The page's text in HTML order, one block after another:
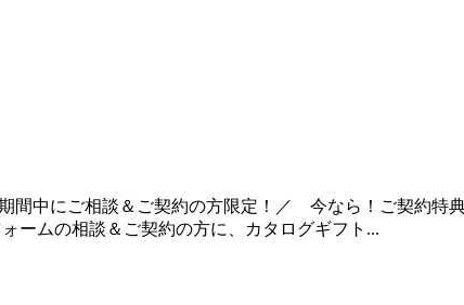
間中にご相談＆ご契約の方限定！／ 今なら！ご契約特
ームの相談＆ご契約の方に、カタログギフト...